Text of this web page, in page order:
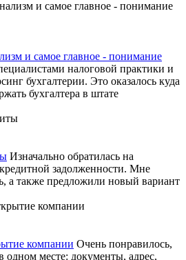
и самое главное - понимание
налоговой практики и
бухгалтерии. Это оказалось куда
бухгалтера в штате
Изначально обратилась на
задолженности. Мне
а также предложили новый вариант
компании Очень понравилось,
одном месте: документы, адрес,